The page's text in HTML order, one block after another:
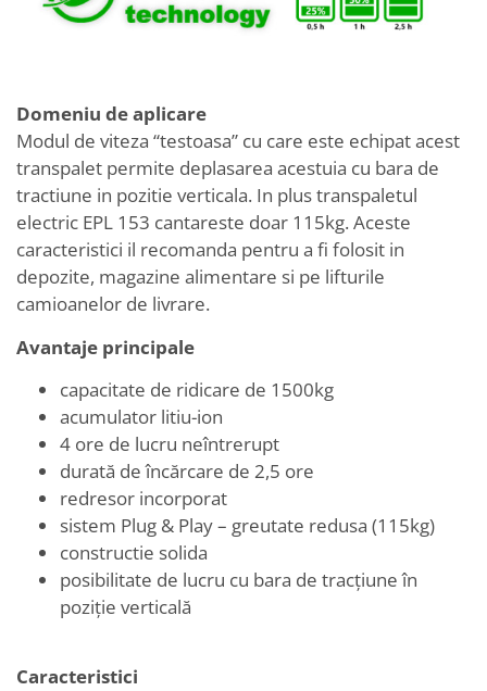
Domeniu de aplicare
Modul de viteza “testoasa” cu care este echipat acest
transpalet permite deplasarea acestuia cu bara de
tractiune in pozitie verticala. In plus transpaletul
electric EPL 153 cantareste doar 115kg. Aceste
caracteristici il recomanda pentru a fi folosit in
depozite, magazine alimentare si pe lifturile
camioanelor de livrare.
Avantaje principale
capacitate de ridicare de 1500kg
acumulator litiu-ion
4 ore de lucru neîntrerupt
durată de încărcare de 2,5 ore
redresor incorporat
sistem Plug & Play – greutate redusa (115kg)
constructie solida
posibilitate de lucru cu bara de tracțiune în
poziție verticală
Caracteristici